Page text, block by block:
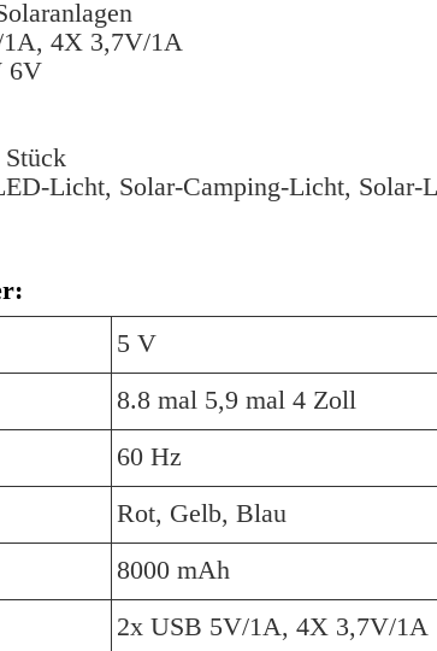
4X 3,7V/1A
6V
Stück
Licht, Solar-Camping-Licht,
5 V
8.8 mal 5,9 mal 4 Zoll
60 Hz
Rot, Gelb, Blau
8000 mAh
2x USB 5V/1A, 4X 3,7V/1A